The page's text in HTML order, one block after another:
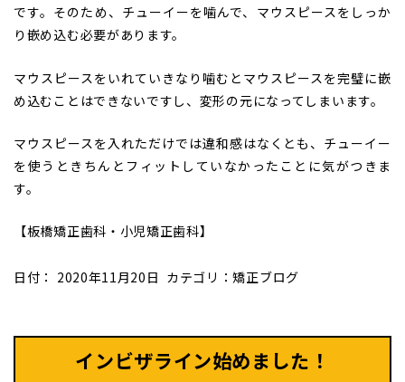
です。そのため、チューイーを噛んで、マウスピースをしっか
り嵌め込む必要があります。
マウスピースをいれていきなり噛むとマウスピースを完璧に嵌
め込むことはできないですし、変形の元になってしまいます。
マウスピースを入れただけでは違和感はなくとも、チューイー
を使うときちんとフィットしていなかったことに気がつきま
す。
【板橋矯正歯科・小児矯正歯科】
日付： 2020年11月20日 カテゴリ：矯正ブログ
インビザライン始めました！